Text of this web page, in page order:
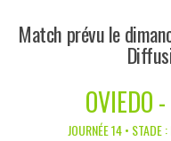
Match prévu le
OVIEDO
JOURNÉE 14 • STADE